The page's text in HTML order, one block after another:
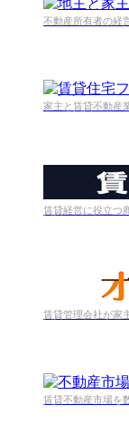
不動産所有者の経
家主と賃貸不動産
賃貸経営に役立つ
賃貸管理会社が家
賃貸不動産市場を